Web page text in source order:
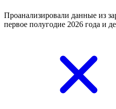
Проанализировали данные из
первое полугодие 2026 года и